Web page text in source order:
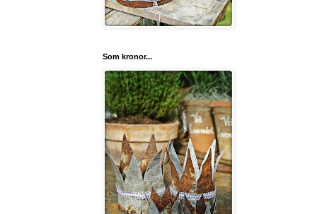
Som kronor...